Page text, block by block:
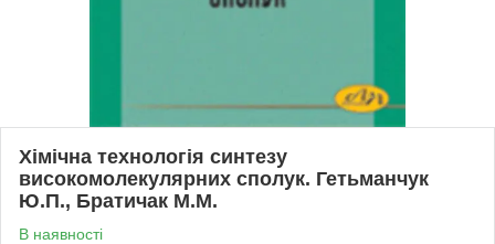
Хімічна технологія синтезу
високомолекулярних сполук. Гетьманчук
Ю.П., Братичак М.М.
В наявності